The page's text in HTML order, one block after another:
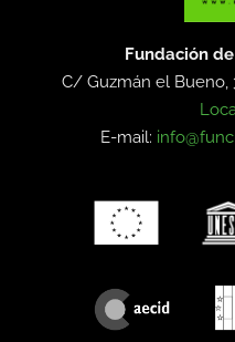
Fundación
C/ Guzmán el Bueno,
E-mail: